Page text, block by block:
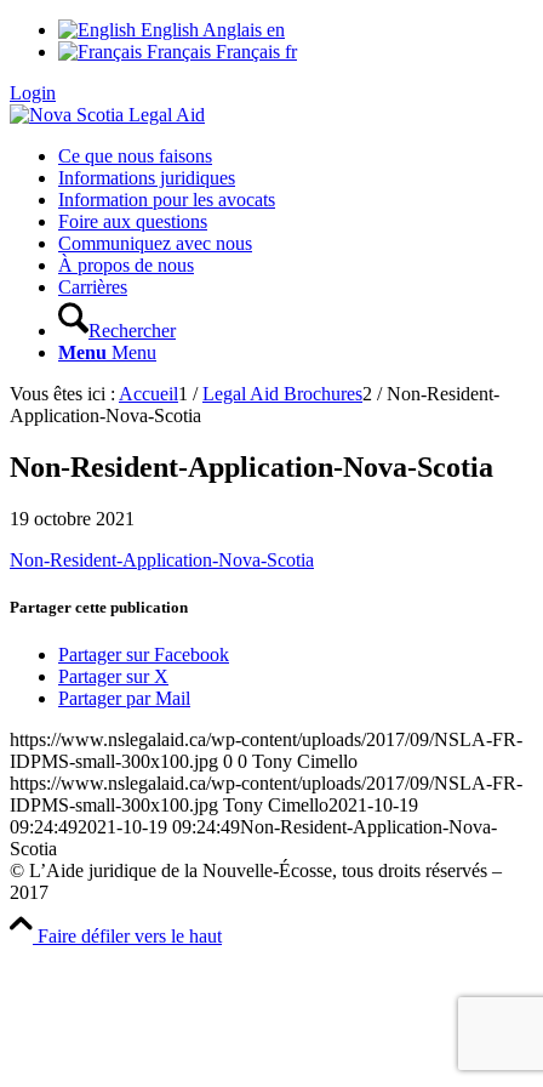
English Anglais en
Français Français fr
Login
Ce que nous faisons
Informations juridiques
Information pour les avocats
Foire aux questions
Communiquez avec nous
À propos de nous
Carrières
Rechercher
Menu Menu
Vous êtes ici : Accueil1 / Legal Aid Brochures2 / Non-Resident-
Application-Nova-Scotia
Non-Resident-Application-Nova-Scotia
19 octobre 2021
Non-Resident-Application-Nova-Scotia
Partager cette publication
Partager sur Facebook
Partager sur X
Partager par Mail
https://www.nslegalaid.ca/wp-content/uploads/2017/09/NSLA-FR-
IDPMS-small-300x100.jpg 0 0 Tony Cimello
https://www.nslegalaid.ca/wp-content/uploads/2017/09/NSLA-FR-
IDPMS-small-300x100.jpg Tony Cimello2021-10-19
09:24:492021-10-19 09:24:49Non-Resident-Application-Nova-
Scotia
© L’Aide juridique de la Nouvelle-Écosse, tous droits réservés –
2017
Faire défiler vers le haut